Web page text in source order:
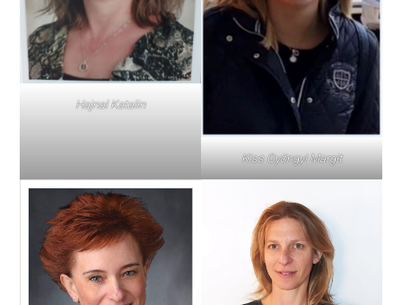
Hajnal Katalin
Kiss Gyöngyi Margit